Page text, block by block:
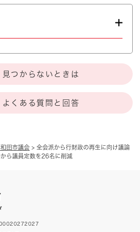
和田市議会 > 全会派から行財政の再生に向け議論
ら議員定数を26名に削減
見つからないときは
よくある質問と回答